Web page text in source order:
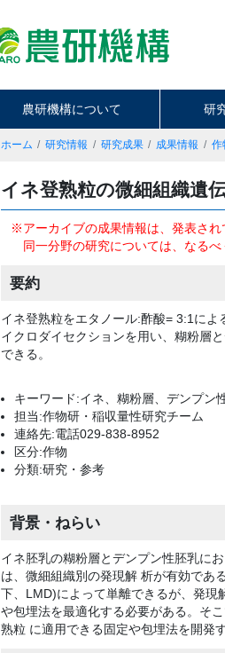
農研機構について 研
ホーム 研究情報 研究成果 成果情報 作
イネ登熟粒の微細組織遺
※アーカイブの成果情報は、発表さ
同一分野の研究については、なる
要約
イネ登熟粒をエタノール:酢酸= 3:1に
イクロダイセクションを用い、糊粉層
できる。
キーワード:イネ、糊粉層、デンプン
担当:作物研・稲収量性研究チーム
連絡先:電話029-838-8952
区分:作物
分類:研究・参考
背景・ねらい
イネ胚乳の糊粉層とデンプン性胚乳に
は、微細組織別の発現解 析が有効であ
下、LMD)によって単離できるが、発現
や包埋法を最適化する必要がある。そ
熟粒 に適用できる固定や包埋法を開発